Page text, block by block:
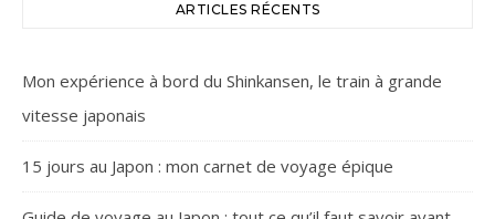
ARTICLES RÉCENTS
Mon expérience à bord du Shinkansen, le train à grande
vitesse japonais
15 jours au Japon : mon carnet de voyage épique